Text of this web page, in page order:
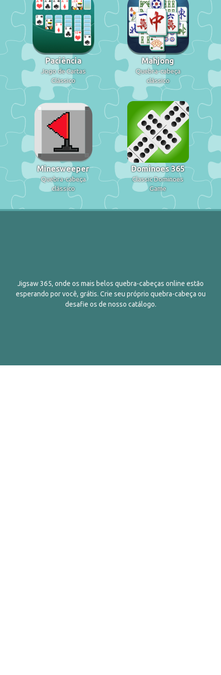
Paciência
Jogo de Cartas
Clássico
Mahjong
Quebra-cabeça
clássico
Minesweeper
Quebra-cabeça
clássico
Dominoes 365
Classic Dominoes
Game
Jigsaw 365, onde os mais belos quebra-cabeças online estão
esperando por você, grátis. Crie seu próprio quebra-cabeça ou
desafie os de nosso catálogo.